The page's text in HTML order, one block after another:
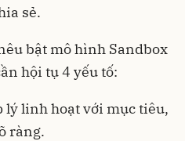
sẻ.
bật mô hình Sandbox
hội tụ 4 yếu tố:
lý linh hoạt với mục tiêu,
ràng.